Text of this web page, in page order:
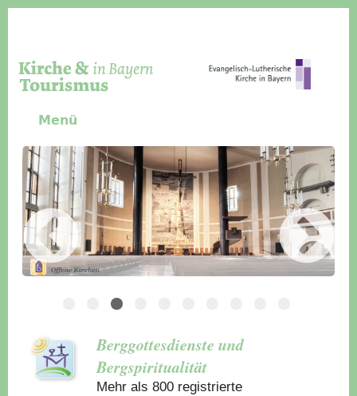
Menü
Slider Icon
Bild
Häuser für Gruppen
Berggottesdienste und
Bergspiritualität
Mehr als 800 registrierte